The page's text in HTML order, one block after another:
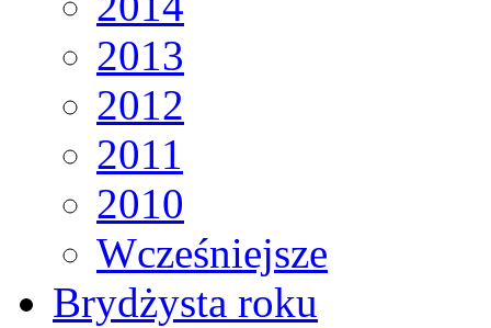
2013
2012
2011
2010
Wcześniejsze
Brydżysta roku